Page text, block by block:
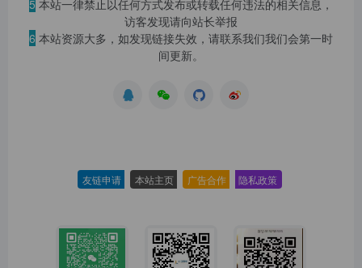
5 本站一律禁止以任何方式发布或转载任何违法的相关信息，
访客发现请向站长举报
6 本站资源大多，如发现链接失效，请联系我们我们会第一时
间更新。
友链申请 本站主页 广告合作 隐私政策